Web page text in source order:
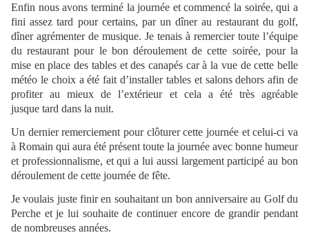
Enfin nous avons terminé la journée et commencé la soirée, qui a
fini assez tard pour certains, par un dîner au restaurant du golf,
dîner agrémenter de musique. Je tenais à remercier toute l’équipe
du restaurant pour le bon déroulement de cette soirée, pour la
mise en place des tables et des canapés car à la vue de cette belle
météo le choix a été fait d’installer tables et salons dehors afin de
profiter au mieux de l’extérieur et cela a été très agréable
jusque tard dans la nuit.
Un dernier remerciement pour clôturer cette journée et celui-ci va
à Romain qui aura été présent toute la journée avec bonne humeur
et professionnalisme, et qui a lui aussi largement participé au bon
déroulement de cette journée de fête.
Je voulais juste finir en souhaitant un bon anniversaire au Golf du
Perche et je lui souhaite de continuer encore de grandir pendant
de nombreuses années.